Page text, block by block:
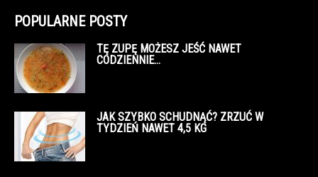
POPULARNE POSTY
TĘ ZUPĘ MOŻESZ JEŚĆ NAWET
CODZIENNIE…
JAK SZYBKO SCHUDNĄĆ? ZRZUĆ W
TYDZIEŃ NAWET 4,5 KG